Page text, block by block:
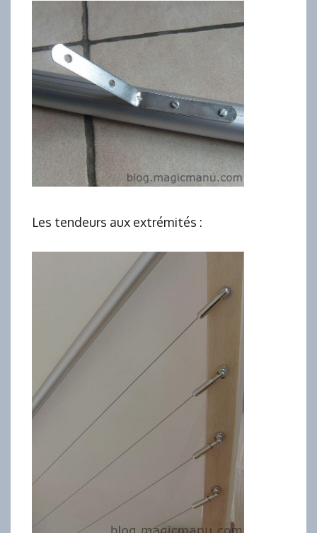
Les tendeurs aux extrémités :